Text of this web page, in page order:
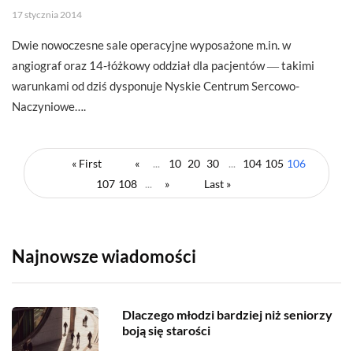
17 stycznia 2014
Dwie nowoczesne sale operacyjne wyposażone m.in. w
angiograf oraz 14-łóżkowy oddział dla pacjentów ― takimi
warunkami od dziś dysponuje Nyskie Centrum Sercowo-
Naczyniowe….
« First « ... 10 20 30 ... 104 105 106
107 108 ... » Last »
Najnowsze wiadomości
Dlaczego młodzi bardziej niż seniorzy
boją się starości